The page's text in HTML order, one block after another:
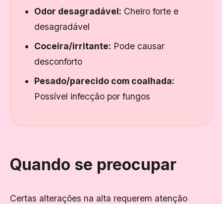
Odor desagradável: Cheiro forte e
desagradável
Coceira/irritante: Pode causar
desconforto
Pesado/parecido com coalhada:
Possível infecção por fungos
Quando se preocupar
Certas alterações na alta requerem atenção